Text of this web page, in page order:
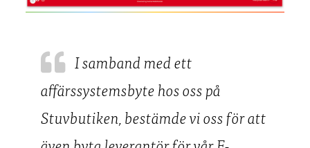
I samband med ett
affärssystemsbyte hos oss på
Stuvbutiken, bestämde vi oss för att